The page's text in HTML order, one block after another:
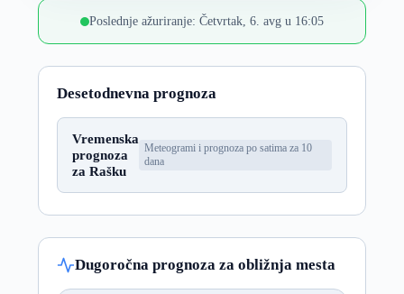
Poslednje ažuriranje: Četvrtak, 6. avg u 16:05
Desetodnevna prognoza
Vremenska
prognoza
za Rašku
Meteogrami i prognoza po satima za 10
dana
Dugoročna prognoza za obližnja mesta